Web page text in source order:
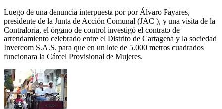
Luego de una denuncia interpuesta por por Álvaro Payares,
presidente de la Junta de Acción Comunal (JAC ), y una visita de la
Contraloría, el órgano de control investigó el contrato de
arrendamiento celebrado entre el Distrito de Cartagena y la sociedad
Invercom S.A.S. para que en un lote de 5.000 metros cuadrados
funcionara la Cárcel Provisional de Mujeres.